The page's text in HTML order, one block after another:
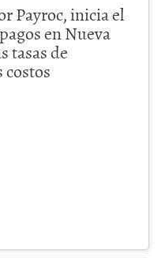
Payroc, inicia el
en Nueva
tasas de